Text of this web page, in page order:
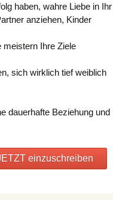
haben, wahre Liebe in Ihr
anziehen, Kinder
meistern Ihre Ziele
sich wirklich tief weiblich
dauerhafte Beziehung und
einzuschreiben